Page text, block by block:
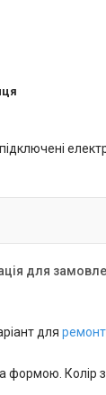
підключені
для
для
формою. Колір